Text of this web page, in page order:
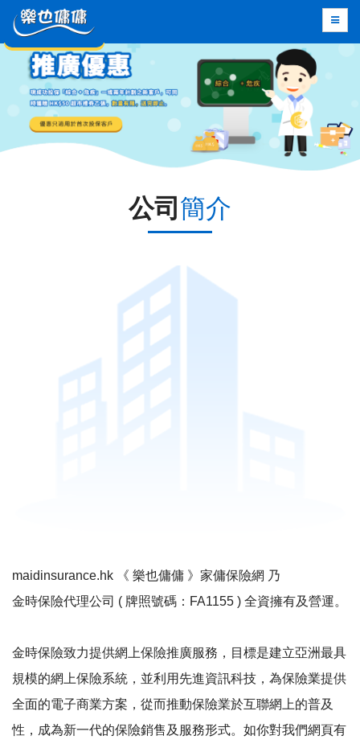
公司 簡介
maidinsurance.hk 《 樂也傭傭 》家傭保險網 乃
金時保險代理公司 ( 牌照號碼 ：FA1155 ) 全資擁有及營運。
金時保險致力提供網上保險推廣服務，目標是建立亞洲最具
規模的網上保險系統，並利用先進資訊科技，為保險業提供
全面的電子商業方案，從而推動保險業於互聯網上的普及
性，成為新一代的保險銷售及服務形式。如你對我們網頁有